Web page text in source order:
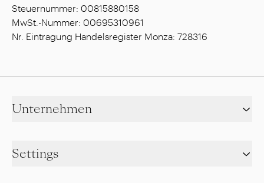
Steuernummer: 00815880158
MwSt.-Nummer: 00695310961
Nr. Eintragung Handelsregister Monza: 728316
Unternehmen
Settings